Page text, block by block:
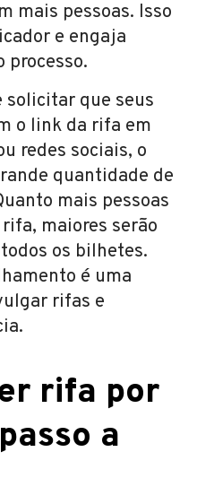
mais pessoas. Isso
e engaja
processo.
solicitar que seus
o link da rifa em
redes sociais, o
quantidade de
mais pessoas
maiores serão
os bilhetes.
é uma
rifas e
rifa por
a